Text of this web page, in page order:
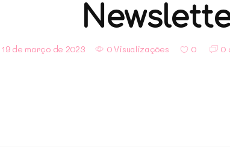
19 de março de 2023 0 Visualizações 0 0